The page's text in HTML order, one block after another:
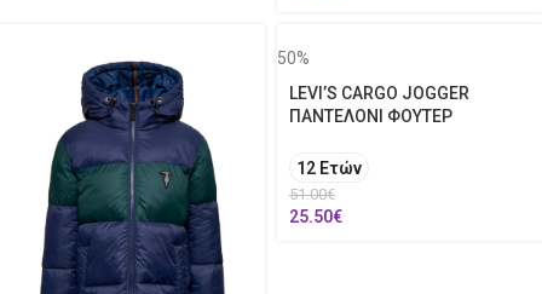
50%
LEVI’S CARGO JOGGER
ΠΑΝΤΕΛΟΝΙ ΦΟΥΤΕΡ
12 Ετών
51.00€
25.50€